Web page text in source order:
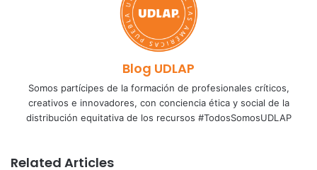
Blog UDLAP
Somos partícipes de la formación de profesionales críticos,
creativos e innovadores, con conciencia ética y social de la
distribución equitativa de los recursos #TodosSomosUDLAP
Related Articles